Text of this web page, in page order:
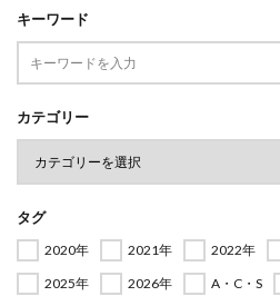
キーワード
カテゴリー
タグ
2020年 2021年 2022年
2025年
2026年 A・C・S